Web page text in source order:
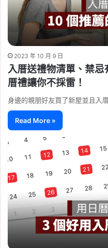
2023 年 10 月 9 日
入厝送禮物清單、禁
厝禮讓你不採雷！
身邊的親朋好友買了新屋並且入
Read More »